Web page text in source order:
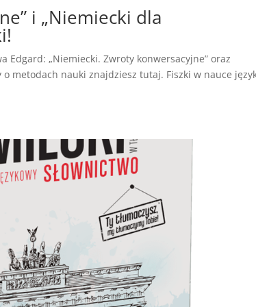
i „Niemiecki dla
Edgard: „Niemiecki. Zwroty konwersacyjne” oraz
metodach nauki znajdziesz tutaj. Fiszki w nauce